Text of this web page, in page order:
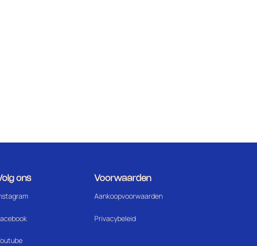
ons Voorwaarden
Aankoopvoorwaarden
Privacybeleid